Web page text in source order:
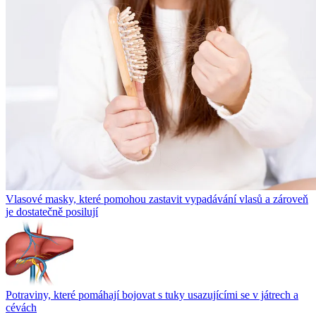
Vlasové masky, které pomohou zastavit vypadávání vlasů a zároveň
je dostatečně posilují
Potraviny, které pomáhají bojovat s tuky usazujícími se v játrech a
cévách